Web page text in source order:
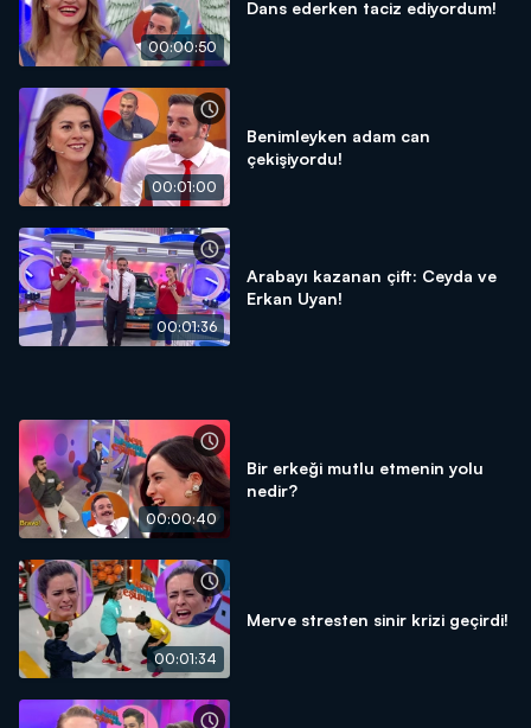
00:00:50
Dans ederken taciz ediyordum!
00:01:00
Benimleyken adam can
çekişiyordu!
00:01:36
Arabayı kazanan çift: Ceyda ve
Erkan Uyan!
00:00:40
Bir erkeği mutlu etmenin yolu
nedir?
00:01:34
Merve stresten sinir krizi geçirdi!